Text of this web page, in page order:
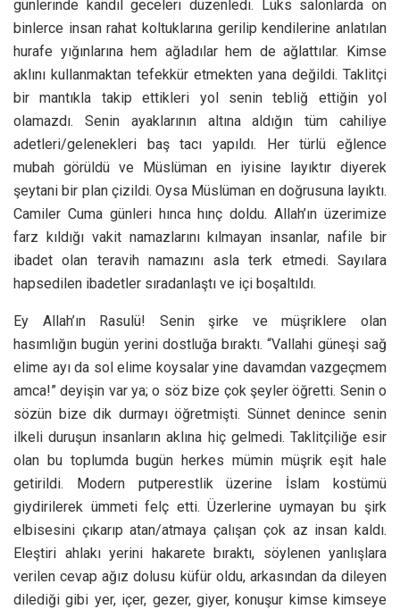
günlerinde kandil geceleri düzenledi. Lüks salonlarda on
binlerce insan rahat koltuklarına gerilip kendilerine anlatılan
hurafe yığınlarına hem ağladılar hem de ağlattılar. Kimse
aklını kullanmaktan tefekkür etmekten yana değildi. Taklitçi
bir mantıkla takip ettikleri yol senin tebliğ ettiğin yol
olamazdı. Senin ayaklarının altına aldığın tüm cahiliye
adetleri/gelenekleri baş tacı yapıldı. Her türlü eğlence
mubah görüldü ve Müslüman en iyisine layıktır diyerek
şeytani bir plan çizildi. Oysa Müslüman en doğrusuna layıktı.
Camiler Cuma günleri hınca hınç doldu. Allah’ın üzerimize
farz kıldığı vakit namazlarını kılmayan insanlar, nafile bir
ibadet olan teravih namazını asla terk etmedi. Sayılara
hapsedilen ibadetler sıradanlaştı ve içi boşaltıldı.
Ey Allah’ın Rasulü! Senin şirke ve müşriklere olan
hasımlığın bugün yerini dostluğa bıraktı. “Vallahi güneşi sağ
elime ayı da sol elime koysalar yine davamdan vazgeçmem
amca!” deyişin var ya; o söz bize çok şeyler öğretti. Senin o
sözün bize dik durmayı öğretmişti. Sünnet denince senin
ilkeli duruşun insanların aklına hiç gelmedi. Taklitçiliğe esir
olan bu toplumda bugün herkes mümin müşrik eşit hale
getirildi. Modern putperestlik üzerine İslam kostümü
giydirilerek ümmeti felç etti. Üzerlerine uymayan bu şirk
elbisesini çıkarıp atan/atmaya çalışan çok az insan kaldı.
Eleştiri ahlakı yerini hakarete bıraktı, söylenen yanlışlara
verilen cevap ağız dolusu küfür oldu, arkasından da dileyen
dilediği gibi yer, içer, gezer, giyer, konuşur kimse kimseye